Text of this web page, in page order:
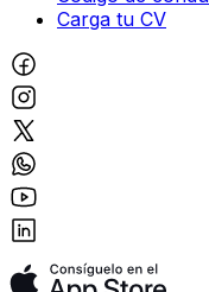
Carga tu CV